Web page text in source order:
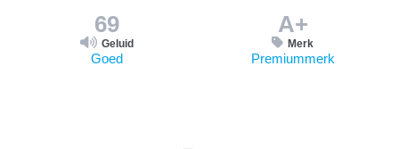
69
Geluid
Goed
A+
Merk
Premiummerk